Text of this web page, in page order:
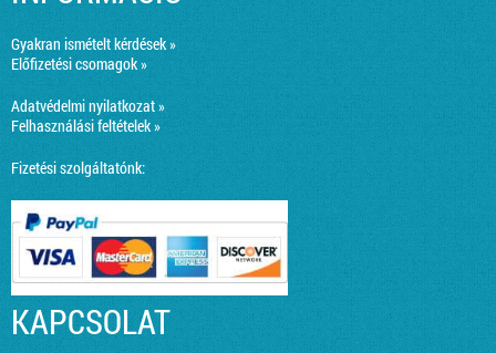
Gyakran ismételt kérdések »
Előfizetési csomagok »
Adatvédelmi nyilatkozat »
Felhasználási feltételek »
Fizetési szolgáltatónk:
KAPCSOLAT